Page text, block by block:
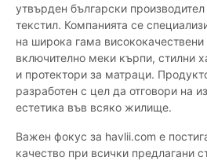
утвърден български
текстил. Компанията се
на широка гама
включително меки кърпи, стилни
и протектори за матраци.
разработен с цел да отговори на
естетика във всяко жилище.
Важен фокус за havlii.com е
качество при всички предлагани